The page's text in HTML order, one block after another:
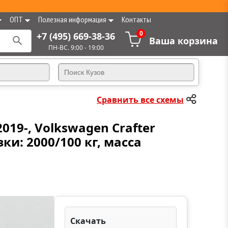
ОПТ Полезная информация Контакты
+7 (495) 669-38-36
ПН-ВС. 9:00 - 19:00
0
Ваша корзина
Сравнить все схемы
, Volkswagen Crafter
2000/100 кг, масса
Скачать